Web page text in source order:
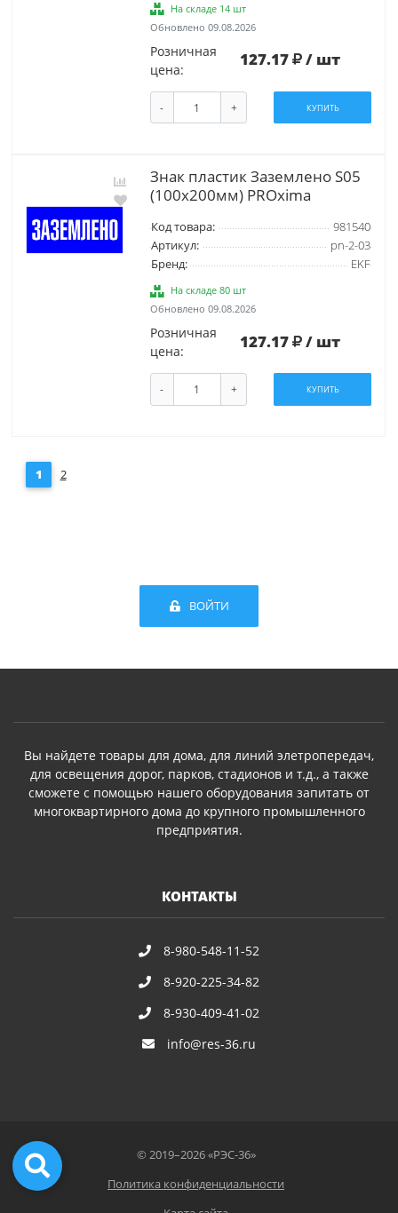
На складе 14 шт
Обновлено 09.08.2026
Розничная
цена:
127.17 / шт
- + КУПИТЬ
Знак пластик Заземлено S05
(100х200мм) PROxima
Код товара:
981540
Артикул:
pn-2-03
Бренд:
EKF
На складе 80 шт
Обновлено 09.08.2026
Розничная
цена:
127.17 / шт
- + КУПИТЬ
1 2
ВОЙТИ
Вы найдете товары для дома, для линий элетропередач,
для освещения дорог, парков, стадионов и т.д., а также
сможете с помощью нашего оборудования запитать от
многоквартирного дома до крупного промышленного
предприятия.
КОНТАКТЫ
8-980-548-11-52
8-920-225-34-82
8-930-409-41-02
info@res-36.ru
© 2019–2026 «РЭС-36»
Политика конфиденциальности